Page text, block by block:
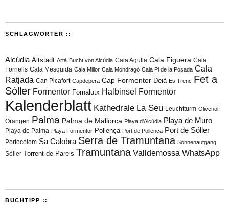
SCHLAGWÖRTER ::
Alcúdia Altstadt Artà Bucht von Alcúdia Cala Agulla Cala Figuera Cala
Fornells Cala Mesquida Cala Millor Cala Mondragó Cala Pi de la Posada Cala
Ratjada Can Picafort Capdepera Cap Formentor Deià Es Trenc Fet a
Sóller Formentor Fornalutx Halbinsel Formentor
Kalenderblatt Kathedrale La Seu Leuchtturm Olivenöl
Orangen Palma Palma de Mallorca Playa d'Alcúdia Playa de Muro
Playa de Palma Playa Formentor Pollença Port de Pollença Port de Sóller
Portocolom Sa Calobra Serra de Tramuntana Sonnenaufgang
Sòller Torrent de Pareis Tramuntana Valldemossa WhatsApp
BUCHTIPP ::